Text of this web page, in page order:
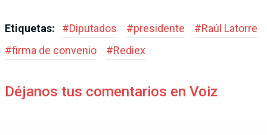
Etiquetas: #Diputados #presidente #Raúl Latorre
#firma de convenio #Rediex
Déjanos tus comentarios en Voiz